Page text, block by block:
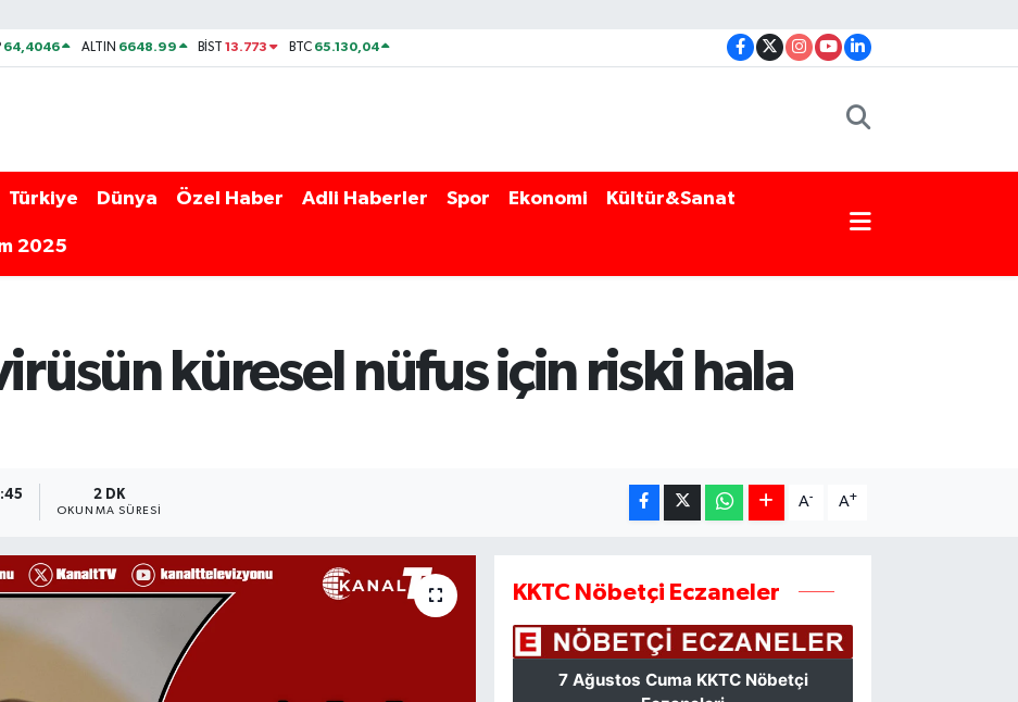
64,4046 ALTIN 6648.99 BİST13.773 BTC 65.130,04
Türkiye Dünya Özel Haber Adli Haberler Spor Ekonomi Kültür&Sanat
2025
küresel nüfus için riski hala
2 DK
OKUNMA SÜRESI
A- A+
KKTC Nöbetçi Eczaneler